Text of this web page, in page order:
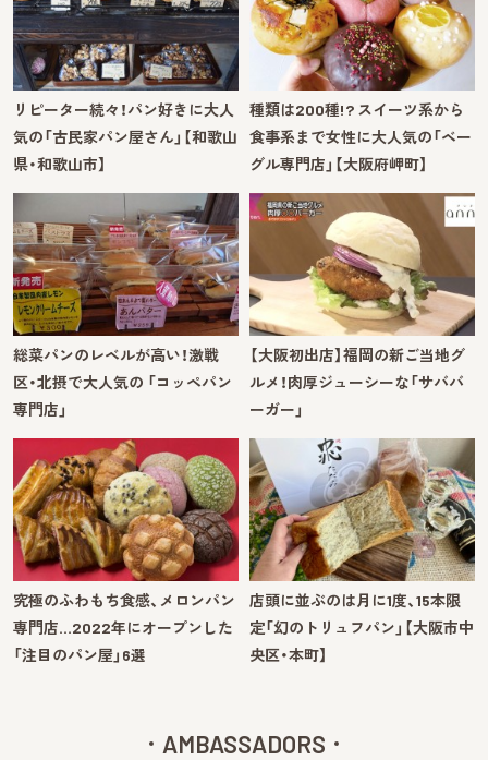
リピーター続々！パン好きに大人
気の「古民家パン屋さん」【和歌山
県・和歌山市】
種類は200種!? スイーツ系から
食事系まで女性に大人気の「ベー
グル専門店」【大阪府岬町】
総菜パンのレベルが高い！激戦
区・北摂で大人気の 「コッペパン
専門店」
【大阪初出店】福岡の新ご当地グ
ルメ！肉厚ジューシーな「サババ
ーガー」
究極のふわもち食感、メロンパン
専門店…2022年にオープンした
「注目のパン屋」6選
店頭に並ぶのは月に1度、15本限
定「幻のトリュフパン」【大阪市中
央区・本町】
AMBASSADORS